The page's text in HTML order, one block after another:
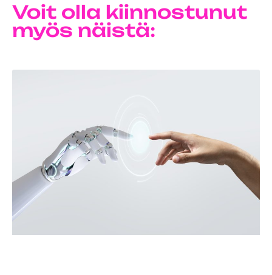
Voit olla kiinnostunut
myös näistä: